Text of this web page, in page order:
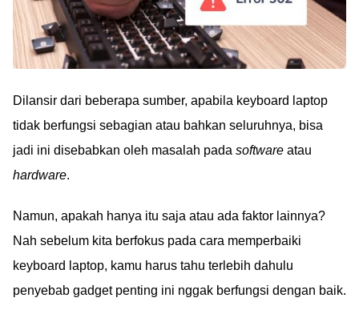
Dilansir dari beberapa sumber, apabila keyboard laptop
tidak berfungsi sebagian atau bahkan seluruhnya, bisa
jadi ini disebabkan oleh masalah pada software atau
hardware.
Namun, apakah hanya itu saja atau ada faktor lainnya?
Nah sebelum kita berfokus pada cara memperbaiki
keyboard laptop, kamu harus tahu terlebih dahulu
penyebab gadget penting ini nggak berfungsi dengan baik.